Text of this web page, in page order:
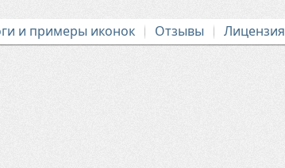
и примеры иконок Отзывы Лицензия